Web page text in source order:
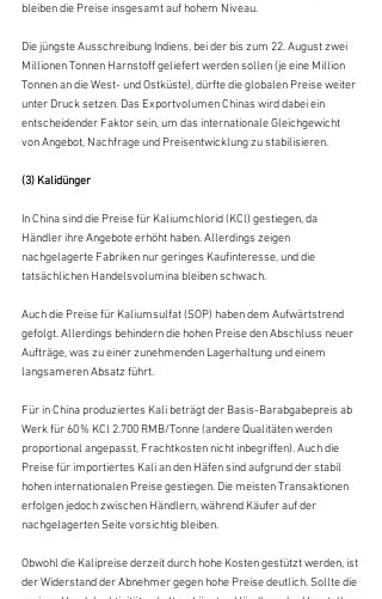
bleiben die Preise insgesamt auf hohem Niveau.
Die jüngste Ausschreibung Indiens, bei der bis zum 22. August zwei
Millionen Tonnen Harnstoff geliefert werden sollen (je eine Million
Tonnen an die West- und Ostküste), dürfte die globalen Preise weiter
unter Druck setzen. Das Exportvolumen Chinas wird dabei ein
entscheidender Faktor sein, um das internationale Gleichgewicht
von Angebot, Nachfrage und Preisentwicklung zu stabilisieren.
(3) Kalidünger
In China sind die Preise für Kaliumchlorid (KCl) gestiegen, da
Händler ihre Angebote erhöht haben. Allerdings zeigen
nachgelagerte Fabriken nur geringes Kaufinteresse, und die
tatsächlichen Handelsvolumina bleiben schwach.
Auch die Preise für Kaliumsulfat (SOP) haben dem Aufwärtstrend
gefolgt. Allerdings behindern die hohen Preise den Abschluss neuer
Aufträge, was zu einer zunehmenden Lagerhaltung und einem
langsameren Absatz führt.
Für in China produziertes Kali beträgt der Basis-Barabgabepreis ab
Werk für 60 % KCl 2.700 RMB/Tonne (andere Qualitäten werden
proportional angepasst, Frachtkosten nicht inbegriffen). Auch die
Preise für importiertes Kali an den Häfen sind aufgrund der stabil
hohen internationalen Preise gestiegen. Die meisten Transaktionen
erfolgen jedoch zwischen Händlern, während Käufer auf der
nachgelagerten Seite vorsichtig bleiben.
Obwohl die Kalipreise derzeit durch hohe Kosten gestützt werden, ist
der Widerstand der Abnehmer gegen hohe Preise deutlich. Sollte die